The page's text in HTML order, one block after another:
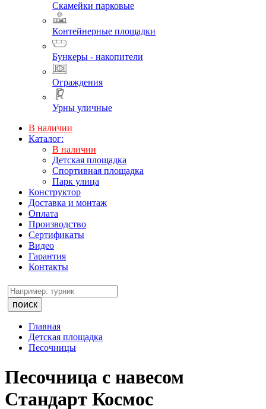
Скамейки парковые
Контейнерные площадки
Бункеры - накопители
Ограждения
Урны уличные
В наличии
Каталог:
В наличии
Детская площадка
Спортивная площадка
Парк улица
Конструктор
Доставка и монтаж
Оплата
Производство
Сертификаты
Видео
Гарантия
Контакты
поиск
Главная
Детская площадка
Песочницы
Песочница с навесом
Стандарт Космос